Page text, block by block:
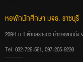
หอพักนักศึกษา มจธ. ราชบุรี
209/1 ม.1 ตำบลรางบัว อำเภอจอมบึง
Tel. 032-726-561, 097-205-9230